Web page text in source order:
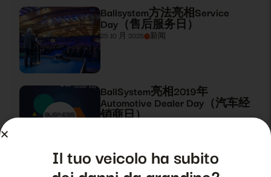
Ballsystem方法亮相Service
Day（售后服务日）
25 10 月 2025 新闻
BallSystem亮相2019年
Automotive Dealer Day（汽车经
销商日）
BallSystem，2019年Automotive
Il tuo veicolo ha subito